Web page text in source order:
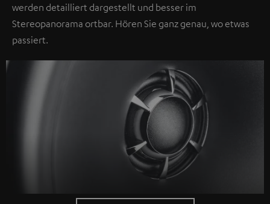
werden detailliert dargestellt und besser im
Stereopanorama ortbar. Hören Sie ganz genau, wo etwas
passiert.